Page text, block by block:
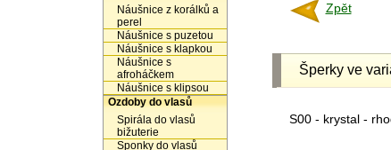
Náušnice z korálků a
perel
Náušnice s puzetou
Náušnice s klapkou
Náušnice s
afroháčkem
Náušnice s klipsou
Ozdoby do vlasů
Spirála do vlasů
bižuterie
Sponky do vlasů
Zpět
Šperky ve
S00 - krystal -